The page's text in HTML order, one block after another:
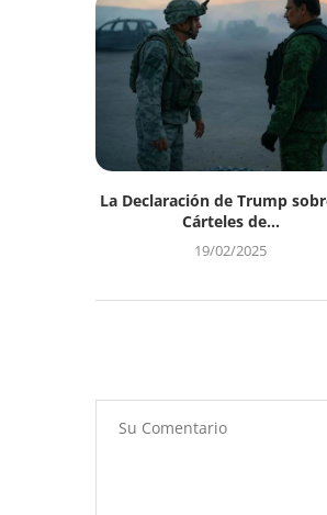
La Declaración de Trump
Cárteles de...
19/02/2025